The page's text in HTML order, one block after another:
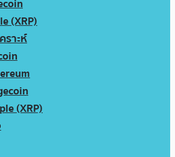
(XRP)
ราะห์
(XRP)